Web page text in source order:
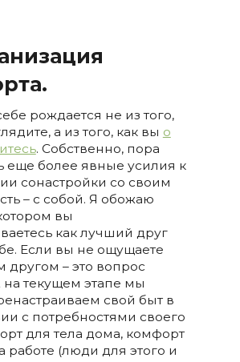
рождается не из того,
а из того, как вы о
. Собственно, пора
еще более явные усилия к
сонастройки со своим
– с собой. Я обожаю
вы
как лучший друг
Если вы не ощущаете
другом – это вопрос
на текущем этапе мы
свой быт в
с потребностями своего
для тела дома, комфорт
работе (люди для этого и